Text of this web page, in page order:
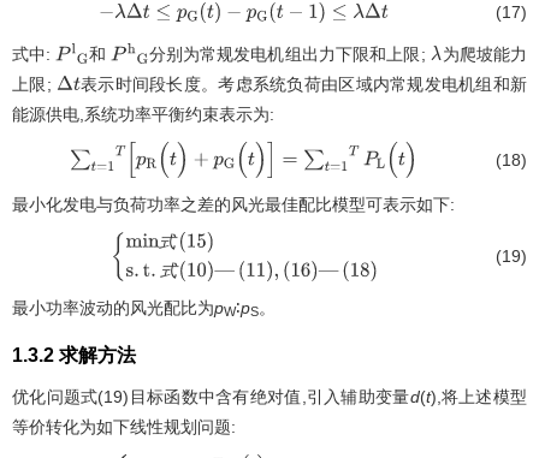
-λΔt≤pG(t )-pG(t- 1)≤λΔt (17)
式中: PlG 和 PhG 分别为常规发电机组出力下限和上限; λ 为爬坡能力
上限; Δt 表示时间段长度。考虑系统负荷由区域内常规发电机组和新
能源供电,系统功率平衡约束表示为:
∑t=1T R(t) + p G (t)]=∑ t=1T L( ) (18)
最小化发电与负荷功率之差的风光最佳配比模型可表示如下:
式
式
n 式(15) s.t (10) — (11), 16)—
(19)
最小功率波动的风光配比为pW∶pS。
1.3.2 求解方法
优化问题式(19)目标函数中含有绝对值,引入辅助变量d(t),将上述模型
等价转化为如下线性规划问题: